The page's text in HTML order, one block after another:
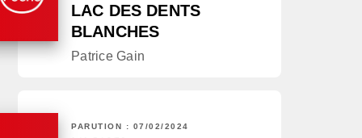
LAC DES DENTS
BLANCHES
Patrice Gain
PARUTION : 07/02/2024